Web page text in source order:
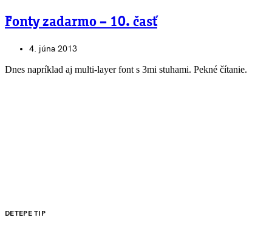
Fonty zadarmo – 10. časť
4. júna 2013
Dnes napríklad aj multi-layer font s 3mi stuhami. Pekné čítanie.
DETEPE TIP